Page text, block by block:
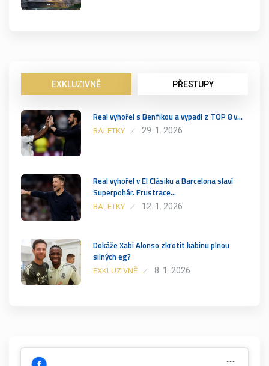
EXKLUZIVNĚ PŘESTUPY
Real vyhořel s Benfikou a vypadl z TOP 8 v…
BALETKY 29. 1. 2026
Real vyhořel v El Clásiku a Barcelona slaví
Superpohár. Frustrace…
BALETKY 12. 1. 2026
Dokáže Xabi Alonso zkrotit kabinu plnou
silných eg?
EXKLUZIVNĚ 8. 1. 2026